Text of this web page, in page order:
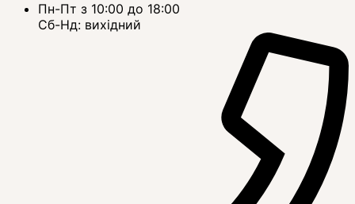
Пн-Пт з 10:00 до 18:00
Сб-Нд: вихідний